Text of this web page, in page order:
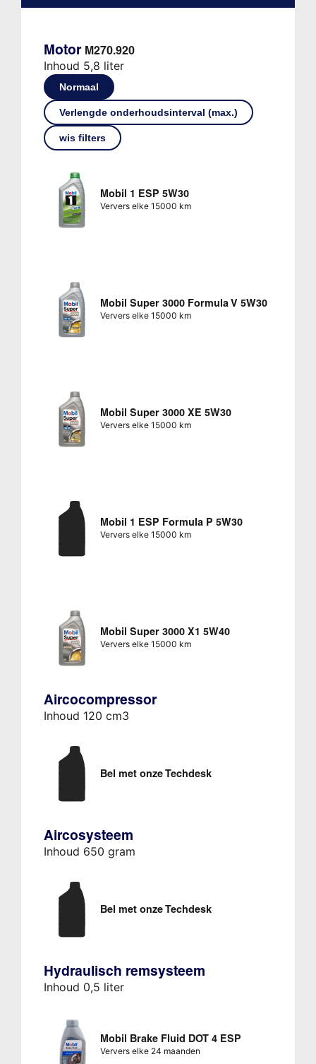
Motor M270.920
Inhoud 5,8 liter
Normaal
Verlengde onderhoudsinterval (max.)
wis filters
Mobil 1 ESP 5W30
Ververs elke 15000 km
Mobil Super 3000 Formula V 5W30
Ververs elke 15000 km
Mobil Super 3000 XE 5W30
Ververs elke 15000 km
Mobil 1 ESP Formula P 5W30
Ververs elke 15000 km
Mobil Super 3000 X1 5W40
Ververs elke 15000 km
Aircocompressor
Inhoud 120 cm3
Bel met onze Techdesk
Aircosysteem
Inhoud 650 gram
Bel met onze Techdesk
Hydraulisch remsysteem
Inhoud 0,5 liter
Mobil Brake Fluid DOT 4 ESP
Ververs elke 24 maanden